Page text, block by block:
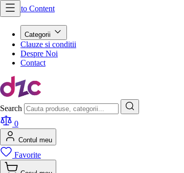
Skip to Content
Categorii
Clauze si conditii
Despre Noi
Contact
Search
0
Contul meu
Favorite